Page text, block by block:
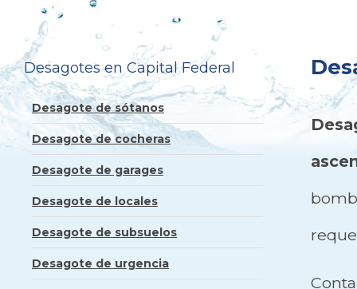
Desagotes en Capital Federal
Desagote de sótanos
Desagote de cocheras
Desagote de garages
Desagote de locales
Desagote de subsuelos
Desagote de urgencia